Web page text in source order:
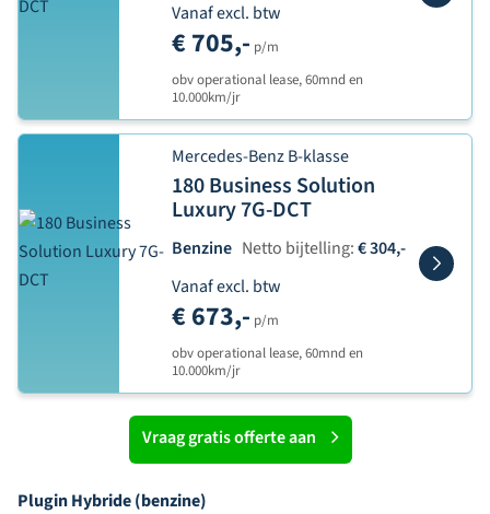
Vanaf excl. btw
€ 705,- p/m
obv operational lease, 60mnd en
10.000km/jr
Mercedes-Benz B-klasse
180 Business Solution
Luxury 7G-DCT
Benzine Netto bijtelling:€ 304,-
Vanaf excl. btw
€ 673,- p/m
obv operational lease, 60mnd en
10.000km/jr
Vraag gratis offerte aan
Plugin Hybride (benzine)